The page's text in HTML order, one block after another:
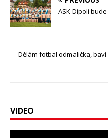
ASK Dipoli
Dělám fotbal odmalička, baví
VIDEO